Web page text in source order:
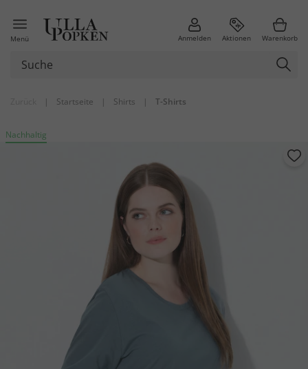
Menü Anmelden Aktionen Warenkorb
| Startseite | Shirts | T-Shirts
Nachhaltig